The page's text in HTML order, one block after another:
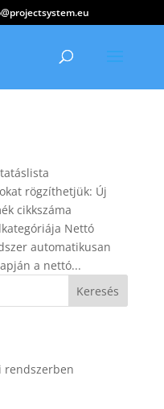
rögzíthetjük: Új
cikkszáma
Nettó
automatikusan
a nettó...
Keresés
rendszerben